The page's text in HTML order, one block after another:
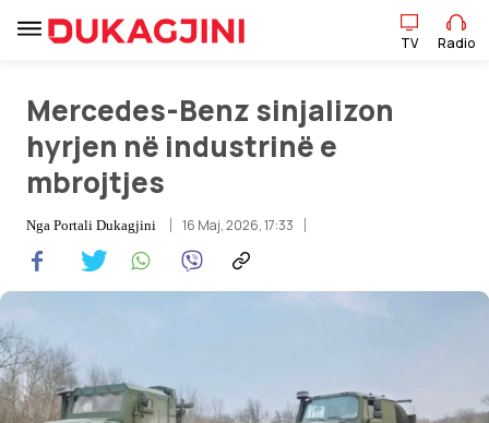
TV
Lajme
Sport
Art Jete
Kulturë
TV Radio
Mercedes-Benz sinjalizon
hyrjen në industrinë e
mbrojtjes
Nga Portali Dukagjini 16 Maj, 2026, 17:33